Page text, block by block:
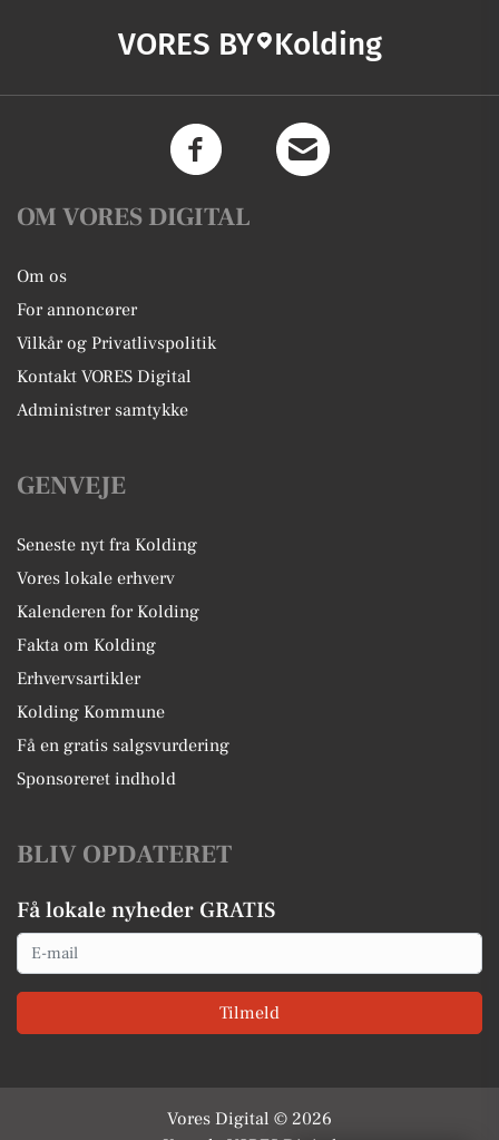
VORES BY Kolding
OM VORES DIGITAL
Om os
For annoncører
Vilkår og Privatlivspolitik
Kontakt VORES Digital
Administrer samtykke
GENVEJE
Seneste nyt fra Kolding
Vores lokale erhverv
Kalenderen for Kolding
Fakta om Kolding
Erhvervsartikler
Kolding Kommune
Få en gratis salgsvurdering
Sponsoreret indhold
BLIV OPDATERET
Få lokale nyheder GRATIS
Email
Tilmeld
Vores Digital © 2026